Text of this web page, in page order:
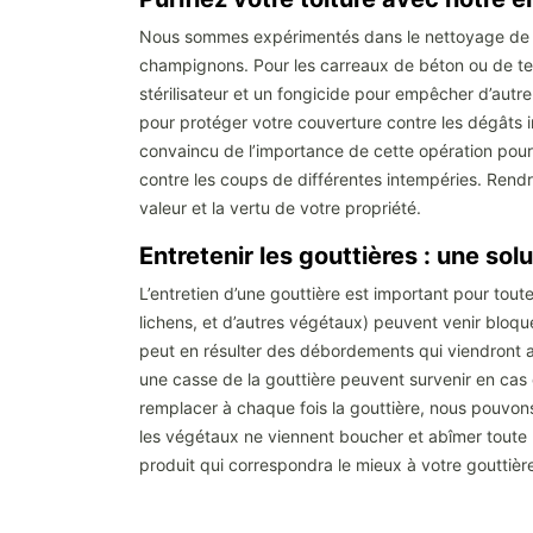
Nous sommes expérimentés dans le nettoyage
champignons. Pour les carreaux de béton ou de
stérilisateur et un fongicide pour empêcher
pour protéger votre couverture contre les dégâts
convaincu de l’importance de cette opération
contre les coups de différentes intempéries.
valeur et la vertu de votre propriété.
Entretenir les gouttières : une
L’entretien d’une gouttière est important pour
lichens, et d’autres végétaux) peuvent venir
peut en résulter des débordements qui viendront
une casse de la gouttière peuvent survenir en
remplacer à chaque fois la gouttière, nous
les végétaux ne viennent boucher et abîmer
produit qui correspondra le mieux à votre